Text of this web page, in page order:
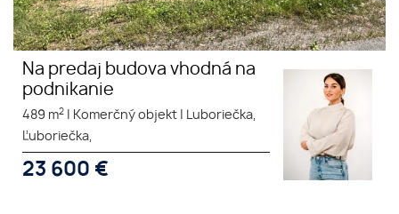
Na predaj budova vhodná na
podnikanie
489 m2 Komerčný objekt
Luboriečka,
Ľuboriečka,
23 600 €